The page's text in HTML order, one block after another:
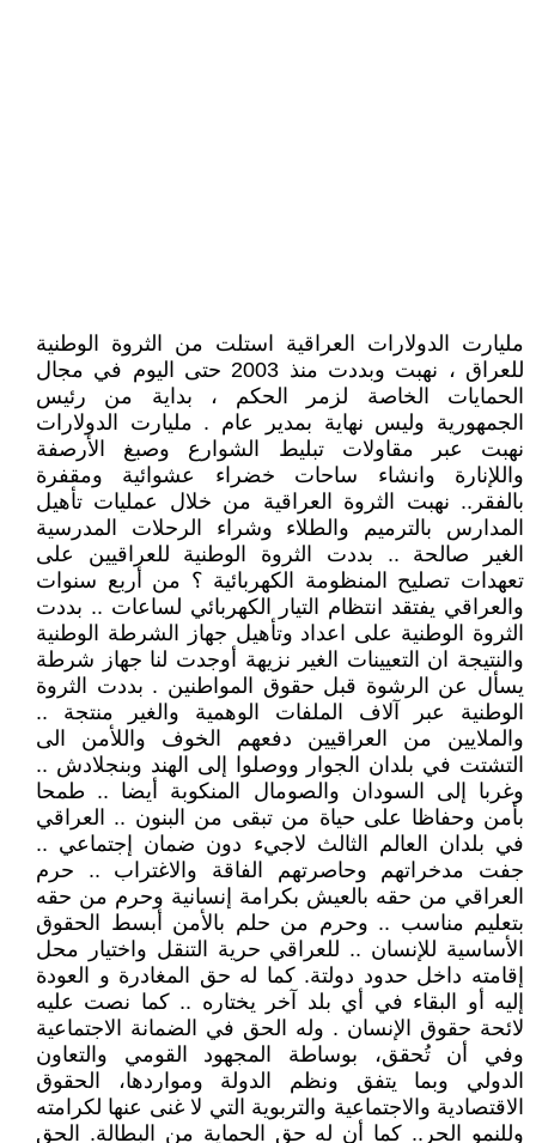
مليارت الدولارات العراقية استلت من الثروة الوطنية
للعراق ، نهبت وبددت منذ 2003 حتى اليوم في مجال
الحمايات الخاصة لزمر الحكم ، بداية من رئيس
الجمهورية وليس نهاية بمدير عام . مليارت الدولارات
نهبت عبر مقاولات تبليط الشوارع وصبغ الأرصفة
واللإنارة وانشاء ساحات خضراء عشوائية ومقفرة
بالفقر.. نهبت الثروة العراقية من خلال عمليات تأهيل
المدارس بالترميم والطلاء وشراء الرحلات المدرسية
الغير صالحة .. بددت الثروة الوطنية للعراقيين على
تعهدات تصليح المنظومة الكهربائية ؟ من أربع سنوات
والعراقي يفتقد انتظام التيار الكهربائي لساعات .. بددت
الثروة الوطنية على اعداد وتأهيل جهاز الشرطة الوطنية
والنتيجة ان التعيينات الغير نزيهة أوجدت لنا جهاز شرطة
يسأل عن الرشوة قبل حقوق المواطنين . بددت الثروة
الوطنية عبر آلاف الملفات الوهمية والغير منتجة ..
والملايين من العراقيين دفعهم الخوف واللأمن الى
التشتت في بلدان الجوار ووصلوا إلى الهند وبنجلادش ..
وغربا إلى السودان والصومال المنكوبة أيضا .. طمحا
بأمن وحفاظا على حياة من تبقى من البنون .. العراقي
في بلدان العالم الثالث لاجيء دون ضمان إجتماعي ..
جفت مدخراتهم وحاصرتهم الفاقة والاغتراب .. حرم
العراقي من حقه بالعيش بكرامة إنسانية وحرم من حقه
بتعليم مناسب .. وحرم من حلم بالأمن أبسط الحقوق
الأساسية للإنسان .. للعراقي حرية التنقل واختيار محل
إقامته داخل حدود دولتة. كما له حق المغادرة و العودة
إليه أو البقاء في أي بلد آخر يختاره .. كما نصت عليه
لائحة حقوق الإنسان . وله الحق في الضمانة الاجتماعية
وفي أن تُحقق، بوساطة المجهود القومي والتعاون
الدولي وبما يتفق ونظم الدولة ومواردها، الحقوق
الاقتصادية والاجتماعية والتربوية التي لا غنى عنها لكرامته
وللنمو الحر.. كما أن له حق الحماية من البطالة. الحق